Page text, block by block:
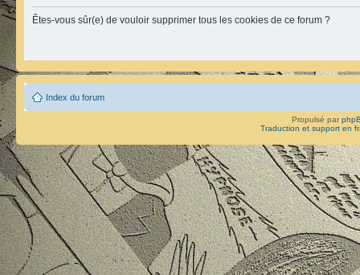
Êtes-vous sûr(e) de vouloir supprimer tous les cookies de ce forum ?
Index du forum
Propulsé par
Traduction et support en